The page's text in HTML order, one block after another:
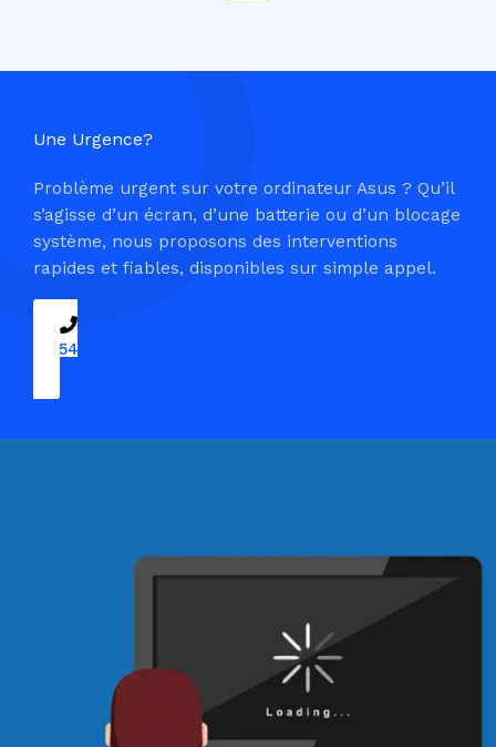
Une Urgence?
Problème urgent sur votre ordinateur Asus ? Qu’il
s’agisse d’un écran, d’une batterie ou d’un blocage
système, nous proposons des interventions
rapides et fiables, disponibles sur simple appel.
09 54 37 04 03